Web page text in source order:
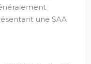
une SAA